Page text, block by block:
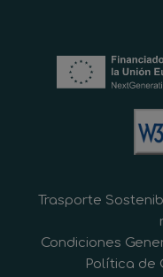
Trasporte
Condiciones
Política de